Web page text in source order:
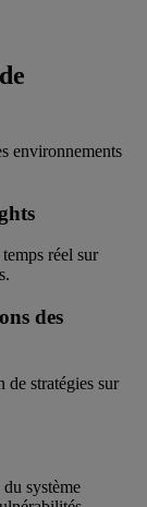
environnements
réel sur
des
de stratégies sur
système